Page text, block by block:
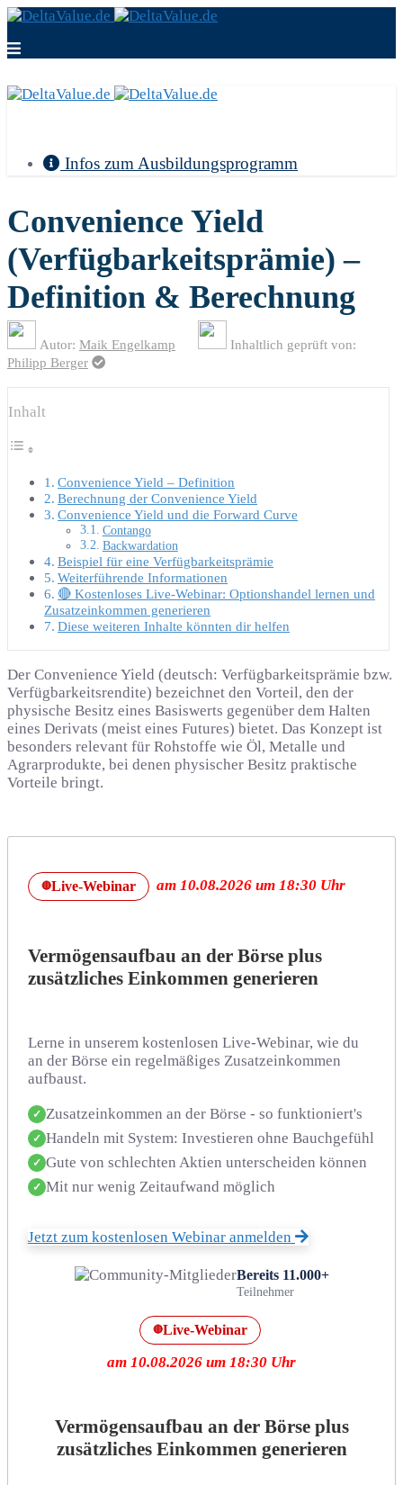
Infos zum Ausbildungsprogramm
Convenience Yield
(Verfügbarkeitsprämie) –
Definition & Berechnung
Autor: Maik Engelkamp
Inhaltlich geprüft von:
Philipp Berger
Inhalt
Convenience Yield – Definition
Berechnung der Convenience Yield
Convenience Yield und die Forward Curve
Contango
Backwardation
Beispiel für eine Verfügbarkeitsprämie
Weiterführende Informationen
🔴 Kostenloses Live-Webinar: Optionshandel lernen und
Zusatzeinkommen generieren
Diese weiteren Inhalte könnten dir helfen
Der Convenience Yield (deutsch: Verfügbarkeitsprämie bzw.
Verfügbarkeitsrendite) bezeichnet den Vorteil, den der
physische Besitz eines Basiswerts gegenüber dem Halten
eines Derivats (meist eines Futures) bietet. Das Konzept ist
besonders relevant für Rohstoffe wie Öl, Metalle und
Agrarprodukte, bei denen physischer Besitz praktische
Vorteile bringt.
🔴Live-Webinar am 10.08.2026 um 18:30 Uhr
Vermögensaufbau an der Börse plus
zusätzliches Einkommen generieren
Lerne in unserem kostenlosen Live-Webinar, wie du
an der Börse ein regelmäßiges Zusatzeinkommen
aufbaust.
✓ Zusatzeinkommen an der Börse - so funktioniert's
✓ Handeln mit System: Investieren ohne Bauchgefühl
✓ Gute von schlechten Aktien unterscheiden können
✓ Mit nur wenig Zeitaufwand möglich
Jetzt zum kostenlosen Webinar anmelden
Bereits 11.000+
Teilnehmer
🔴Live-Webinar
am 10.08.2026 um 18:30 Uhr
Vermögensaufbau an der Börse plus
zusätzliches Einkommen generieren